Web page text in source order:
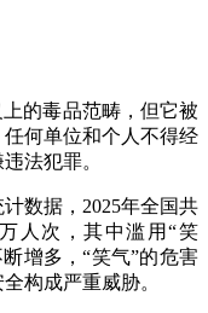
的毒品范畴，但它被
何单位和个人不得经
法犯罪。
数据，2025年全国共
人次，其中滥用“笑
增多，“笑气”的危害
构成严重威胁。